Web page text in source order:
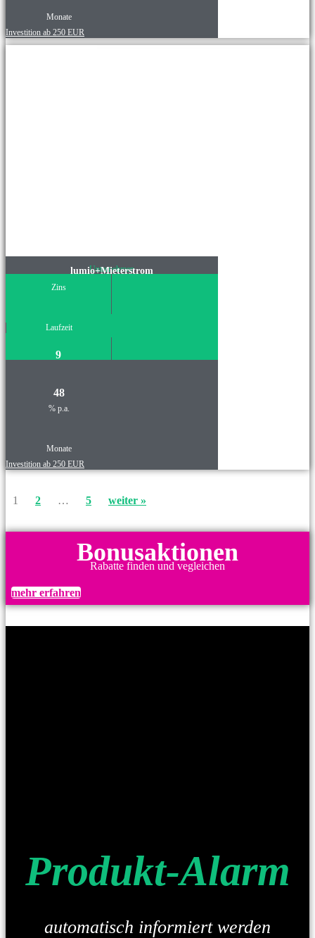
Monate
Investition ab 250 EUR
Unternehmen
lumio+Mieterstrom
Zins
Laufzeit
9
48
% p.a.
Monate
Investition ab 250 EUR
1 2 … 5 weiter »
Bonusaktionen
Rabatte finden und vegleichen
mehr erfahren
Produkt-Alarm
automatisch informiert werden